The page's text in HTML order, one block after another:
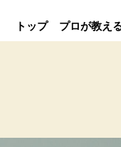
トップ プロが教え